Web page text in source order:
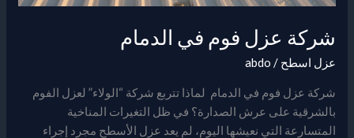
شركة عزل فوم في الدمام
عزل اسطح /
abdo
شركة عزل فوم في الدمام لماذا تتربع شركة “الولاء” لعزل الفوم
بالشرقية على عرش الصدارة؟ في ظل التغيرات المناخية
المتسارعة التي نعيشها اليوم، لم يعد عزل الأسطح مجرد إجراء